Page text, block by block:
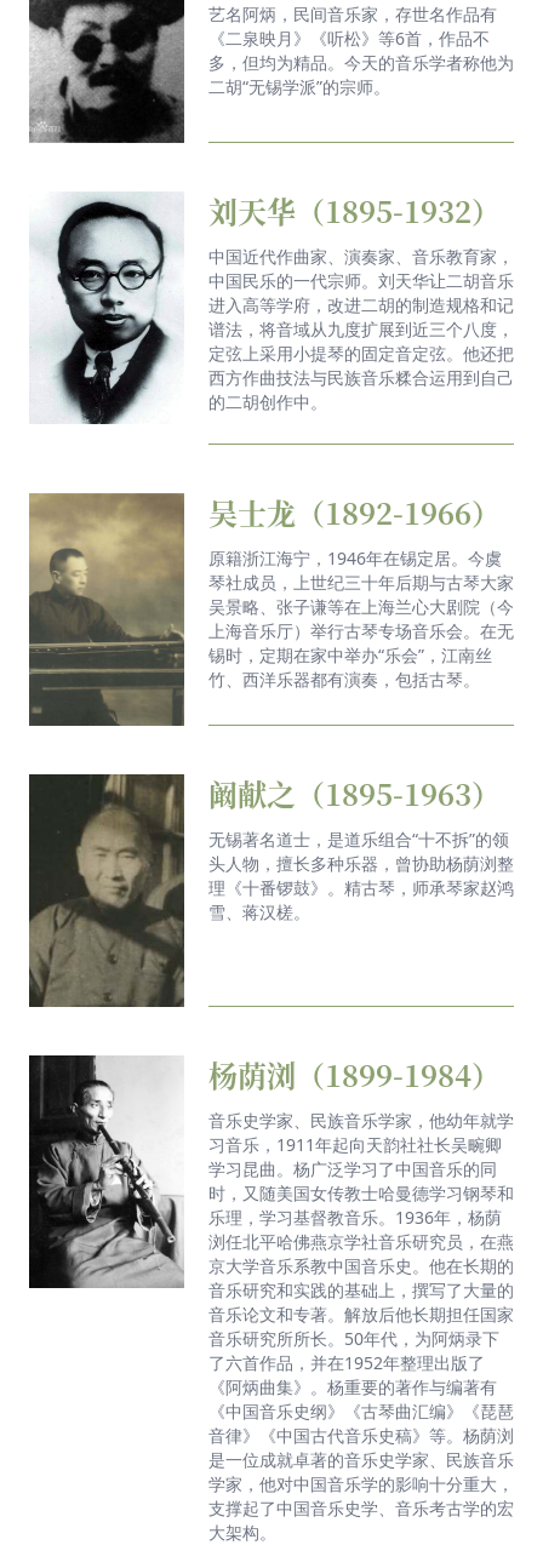
《悦谈》：宜兴寻谣记
《悦谈》：大地游子——王聂晶
《悦谈》：王之炅与古典音乐
艺名阿炳，民间音乐家，存世名作品有
《二泉映月》《听松》等6首，作品不
多，但均为精品。今天的音乐学者称他为
二胡“无锡学派”的宗师。
刘天华（1895-1932）
中国近代作曲家、演奏家、音乐教育家，
中国民乐的一代宗师。刘天华让二胡音乐
进入高等学府，改进二胡的制造规格和记
谱法，将音域从九度扩展到近三个八度，
定弦上采用小提琴的固定音定弦。他还把
西方作曲技法与民族音乐糅合运用到自己
的二胡创作中。
吴士龙（1892-1966）
原籍浙江海宁，1946年在锡定居。今虞
琴社成员，上世纪三十年后期与古琴大家
吴景略、张子谦等在上海兰心大剧院（今
上海音乐厅）举行古琴专场音乐会。在无
锡时，定期在家中举办“乐会”，江南丝
竹、西洋乐器都有演奏，包括古琴。
阚献之（1895-1963）
无锡著名道士，是道乐组合“十不拆”的领
头人物，擅长多种乐器，曾协助杨荫浏整
理《十番锣鼓》。精古琴，师承琴家赵鸿
雪、蒋汉槎。
杨荫浏（1899-1984）
音乐史学家、民族音乐学家，他幼年就学
习音乐，1911年起向天韵社社长吴畹卿
学习昆曲。杨广泛学习了中国音乐的同
时，又随美国女传教士哈曼德学习钢琴和
乐理，学习基督教音乐。1936年，杨荫
浏任北平哈佛燕京学社音乐研究员，在燕
京大学音乐系教中国音乐史。他在长期的
音乐研究和实践的基础上，撰写了大量的
音乐论文和专著。解放后他长期担任国家
音乐研究所所长。50年代，为阿炳录下
了六首作品，并在1952年整理出版了
《阿炳曲集》。杨重要的著作与编著有
《中国音乐史纲》《古琴曲汇编》《琵琶
音律》《中国古代音乐史稿》等。杨荫浏
是一位成就卓著的音乐史学家、民族音乐
学家，他对中国音乐学的影响十分重大，
支撑起了中国音乐史学、音乐考古学的宏
大架构。